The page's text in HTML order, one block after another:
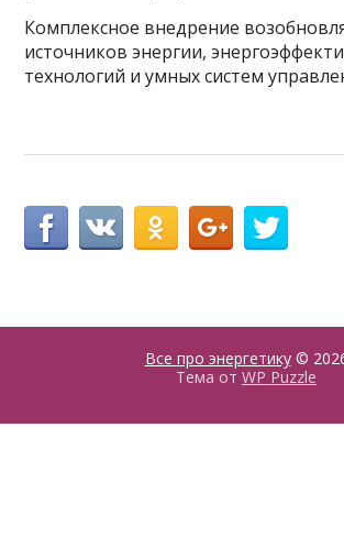
Комплексное внедрение
источников энергии,
технологий и умных систем
Все про энергетику©
Тема от WP Puzzle